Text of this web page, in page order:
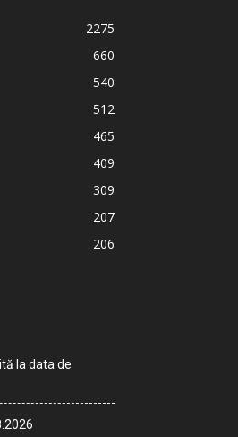
2275
660
540
512
465
409
309
207
206
la data de